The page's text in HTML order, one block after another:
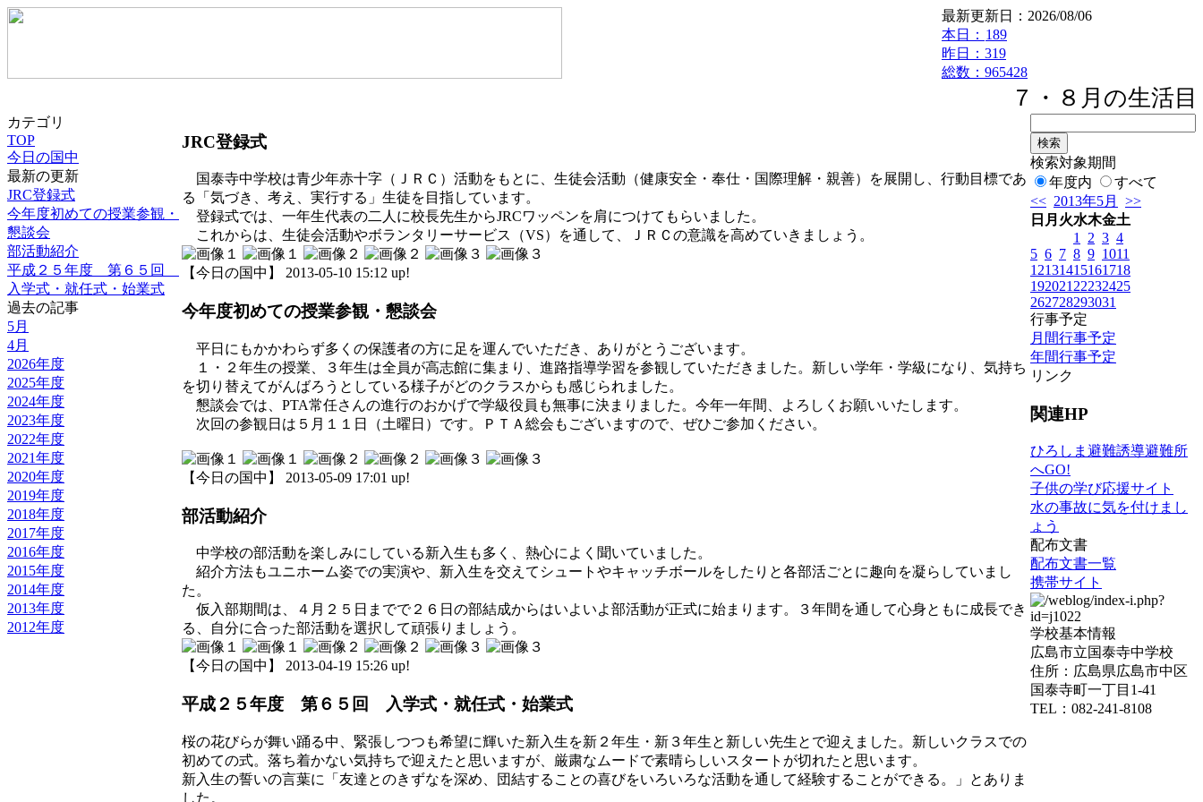
最新更新日：2026/08/06
本日： 189
昨日：319
総数：965428
７・８月の生活
カテゴリ
TOP
今日の国中
最新の更新
JRC登録式
今年度初めての授業参観・
懇談会
部活動紹介
平成２５年度 第６５回
入学式・就任式・始業式
過去の記事
5月
4月
2026年度
2025年度
2024年度
2023年度
2022年度
2021年度
2020年度
2019年度
2018年度
2017年度
2016年度
2015年度
2014年度
2013年度
2012年度
JRC登録式
国泰寺中学校は青少年赤十字（ＪＲＣ）活動をもとに、生徒会活動（健康安全・奉仕・国際理解・親善）を展開し、行動目標であ
る「気づき、考え、実行する」生徒を目指しています。
登録式では、一年生代表の二人に校長先生からJRCワッペンを肩につけてもらいました。
これからは、生徒会活動やボランタリーサービス（VS）を通して、ＪＲＣの意識を高めていきましょう。
【今日の国中】 2013-05-10 15:12 up!
今年度初めての授業参観・懇談会
平日にもかかわらず多くの保護者の方に足を運んでいただき、ありがとうございます。
１・２年生の授業、３年生は全員が高志館に集まり、進路指導学習を参観していただきました。新しい学年・学級になり、気持ち
を切り替えてがんばろうとしている様子がどのクラスからも感じられました。
懇談会では、PTA常任さんの進行のおかげで学級役員も無事に決まりました。今年一年間、よろしくお願いいたします。
次回の参観日は５月１１日（土曜日）です。ＰＴＡ総会もございますので、ぜひご参加ください。
【今日の国中】 2013-05-09 17:01 up!
部活動紹介
中学校の部活動を楽しみにしている新入生も多く、熱心によく聞いていました。
紹介方法もユニホーム姿での実演や、新入生を交えてシュートやキャッチボールをしたりと各部活ごとに趣向を凝らしていまし
た。
仮入部期間は、４月２５日までで２６日の部結成からはいよいよ部活動が正式に始まります。３年間を通して心身ともに成長でき
る、自分に合った部活動を選択して頑張りましょう。
【今日の国中】 2013-04-19 15:26 up!
平成２５年度 第６５回 入学式・就任式・始業式
桜の花びらが舞い踊る中、緊張しつつも希望に輝いた新入生を新２年生・新３年生と新しい先生とで迎えました。新しいクラスでの
初めての式。落ち着かない気持ちで迎えたと思いますが、厳粛なムードで素晴らしいスタートが切れたと思います。
新入生の誓いの言葉に「友達とのきずなを深め、団結することの喜びをいろいろな活動を通して経験することができる。」とありま
した。
検索対象期間
年度内
すべて
<< 2013年5月
>>
日 月 火水木金土
1
2 3 4
5 6 7 8 9 1011
12131415161718
192021 22232425
262728293031
行事予定
月間行事予定
年間行事予定
リンク
関連HP
ひろしま避難誘導避難所
へGO!
子供の学び応援サイト
水の事故に気を付けまし
ょう
配布文書
配布文書一覧
携帯サイト
学校基本情報
広島市立国泰寺中学校
住所：広島県広島市中区
国泰寺町一丁目1-41
TEL：082-241-8108